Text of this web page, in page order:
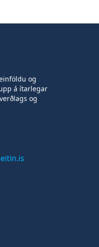
og
á ítarlegar
og